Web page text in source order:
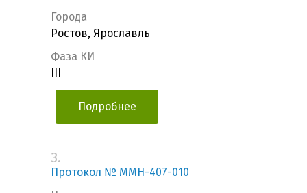
Города
Ростов, Ярославль
Фаза КИ
Подробнее
3.
Протокол № MMH-407-010